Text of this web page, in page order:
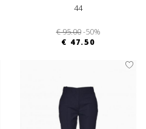
44
€ 95.00 -50%
€ 47.50